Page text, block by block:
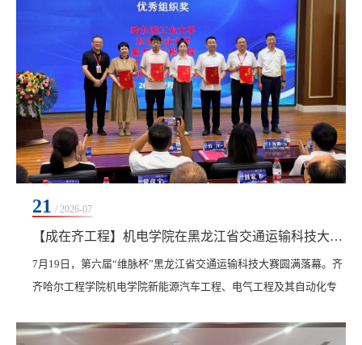
同学在专业实践学期如何完成一场从“在校学生”到“生命守护者”的蜕
变。几个月前的课堂上，姜雨婷在笔记本上认真...
21 / 2026-07
【成在齐工程】机电学院在黑龙江省交通运输科技大赛斩获多项重磅荣誉
7月19日，第六届“维脉杯”黑龙江省交通运输科技大赛圆满落幕。齐
齐哈尔工程学院机电学院新能源汽车工程、电气工程及其自动化专
而出，斩获二等奖1项、三等奖5项，并获评大赛“优秀组织奖”，与